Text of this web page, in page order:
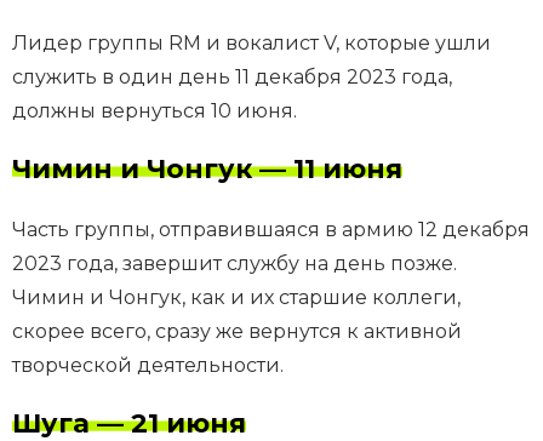
Лидер группы RM и вокалист V, которые ушли
служить в один день 11 декабря 2023 года,
должны вернуться 10 июня.
Чимин и Чонгук — 11 июня
Часть группы, отправившаяся в армию 12 декабря
2023 года, завершит службу на день позже.
Чимин и Чонгук, как и их старшие коллеги,
скорее всего, сразу же вернутся к активной
творческой деятельности.
Шуга — 21 июня